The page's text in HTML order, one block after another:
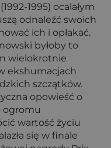
1995) ocalałym
odnaleźć swoich
ich i opłakać.
byłoby to
wielokrotnie
ekshumacjach
szczątków.
opowieść o
ogromu
wartość życiu
się w finale